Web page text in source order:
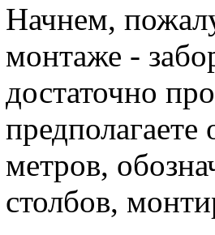
Начнем,
монтаже -
достаточно
предполагаете
метров,
столбов,